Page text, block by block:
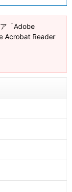
「Adobe
Acrobat Reader